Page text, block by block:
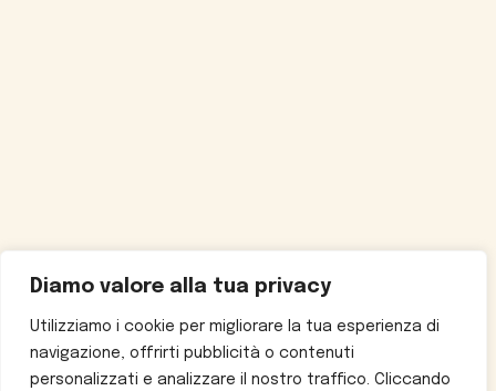
Diamo valore alla tua privacy
Utilizziamo i cookie per migliorare la tua esperienza di
navigazione, offrirti pubblicità o contenuti
personalizzati e analizzare il nostro traffico. Cliccando